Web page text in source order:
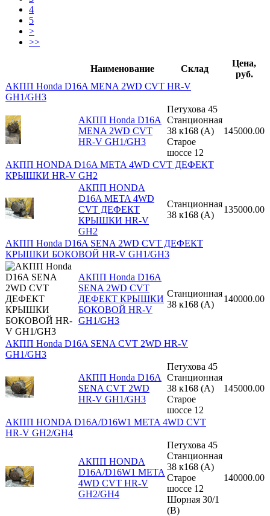
4
5
>
>>
Наименование Склад
Цена,
руб.
АКПП Honda D16A MENA 2WD CVT HR-V
GH1/GH3
АКПП Honda D16A
MENA 2WD CVT
HR-V GH1/GH3
Петухова 45
Станционная
38 к168 (A)
Старое
шоссе 12
145000.00
АКПП HONDA D16A META 4WD CVT ДЕФЕКТ
КРЫШКИ HR-V GH2
АКПП HONDA
D16A META 4WD
CVT ДЕФЕКТ
КРЫШКИ HR-V
GH2
Станционная
38 к168 (A)
135000.00
АКПП Honda D16A SENA 2WD CVT ДЕФЕКТ
КРЫШКИ БОКОВОЙ HR-V GH1/GH3
АКПП Honda D16A
SENA 2WD CVT
ДЕФЕКТ КРЫШКИ
БОКОВОЙ HR-V
GH1/GH3
Станционная
38 к168 (A)
140000.00
АКПП Honda D16A SENA CVT 2WD HR-V
GH1/GH3
АКПП Honda D16A
SENA CVT 2WD
HR-V GH1/GH3
Петухова 45
Станционная
38 к168 (A)
Старое
шоссе 12
145000.00
АКПП HONDA D16A/D16W1 META 4WD CVT
HR-V GH2/GH4
АКПП HONDA
D16A/D16W1 META
4WD CVT HR-V
GH2/GH4
Петухова 45
Станционная
38 к168 (A)
Старое
шоссе 12
Шорная 30/1
(B)
140000.00